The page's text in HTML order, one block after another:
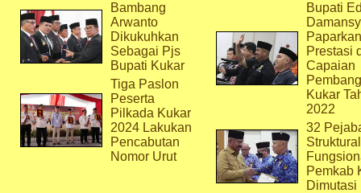
Bambang
Arwanto
Dikukuhkan
Sebagai Pjs
Bupati Kukar
Tiga Paslon
Peserta
Pilkada Kukar
2024 Lakukan
Pencabutan
Nomor Urut
Bupati
Paparkan
Prestasi
Capaian
Kukar
2022
32
Pemkab
Dimutasi